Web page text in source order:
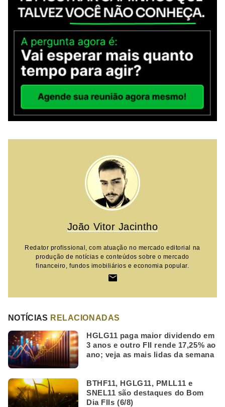
João Vitor Jacintho
Redator profissional, com atuação no mercado editorial na
produção de notícias e conteúdos sobre o mercado
financeiro, fundos imobiliários e economia popular.
NOTÍCIAS RELACIONADAS
HGLG11 paga maior dividendo em
3 anos e outro FII rende 17,25% ao
ano; veja as mais lidas da semana
BTHF11, HGLG11, PMLL11 e
SNEL11 são destaques do Bom
Dia FIIs (6/8)